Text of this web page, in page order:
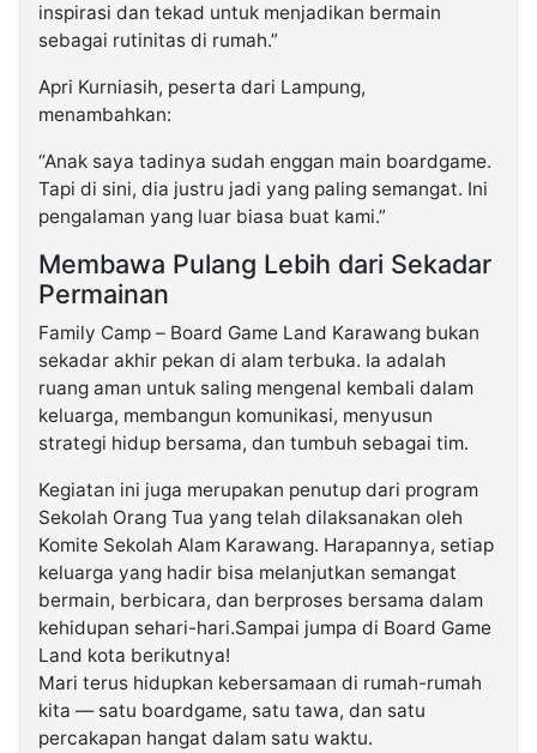
inspirasi dan tekad untuk menjadikan bermain
sebagai rutinitas di rumah.”
Apri Kurniasih, peserta dari Lampung,
menambahkan:
“Anak saya tadinya sudah enggan main boardgame.
Tapi di sini, dia justru jadi yang paling semangat. Ini
pengalaman yang luar biasa buat kami.”
Membawa Pulang Lebih dari Sekadar
Permainan
Family Camp – Board Game Land Karawang bukan
sekadar akhir pekan di alam terbuka. Ia adalah
ruang aman untuk saling mengenal kembali dalam
keluarga, membangun komunikasi, menyusun
strategi hidup bersama, dan tumbuh sebagai tim.
Kegiatan ini juga merupakan penutup dari program
Sekolah Orang Tua yang telah dilaksanakan oleh
Komite Sekolah Alam Karawang. Harapannya, setiap
keluarga yang hadir bisa melanjutkan semangat
bermain, berbicara, dan berproses bersama dalam
kehidupan sehari-hari.Sampai jumpa di Board Game
Land kota berikutnya!
Mari terus hidupkan kebersamaan di rumah-rumah
kita — satu boardgame, satu tawa, dan satu
percakapan hangat dalam satu waktu.